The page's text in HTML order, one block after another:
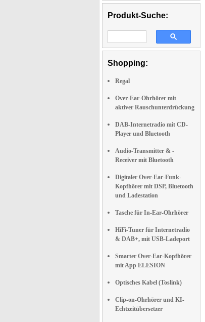
Produkt-Suche:
Shopping:
Regal
Over-Ear-Ohrhörer mit
aktiver Rauschunterdrückung
DAB-Internetradio mit CD-
Player und Bluetooth
Audio-Transmitter & -
Receiver mit Bluetooth
Digitaler Over-Ear-Funk-
Kopfhörer mit DSP, Bluetooth
und Ladestation
Tasche für In-Ear-Ohrhörer
HiFi-Tuner für Internetradio
& DAB+, mit USB-Ladeport
Smarter Over-Ear-Kopfhörer
mit App ELESION
Optisches Kabel (Toslink)
Clip-on-Ohrhörer und KI-
Echtzeitübersetzer